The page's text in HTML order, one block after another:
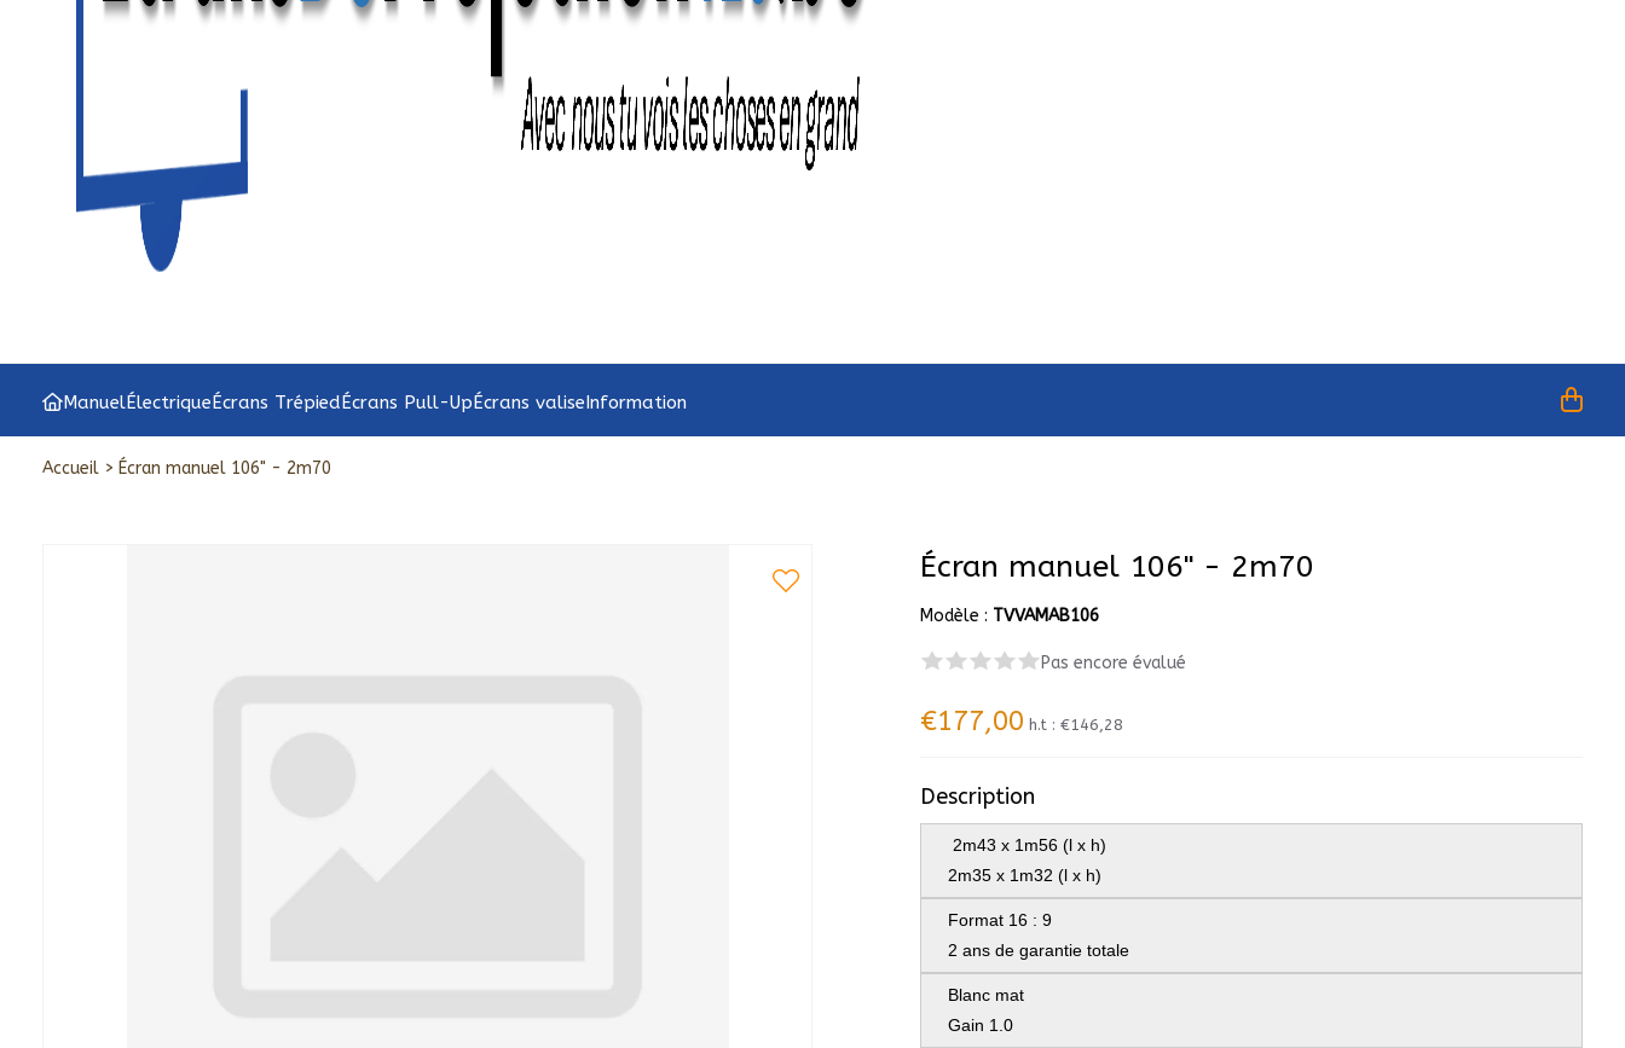
ManuelÉlectriqueÉcrans TrépiedÉcrans Pull-UpÉcrans valiseInformation
Accueil > Écran manuel 106" - 2m70
Écran manuel 106" - 2m70
Modèle : TVVAMAB106
Pas encore évalué
€177,00 h.t :€146,28
Description
2m43 x 1m56 (l x h)
2m35 x 1m32 (l x h)
Format 16 : 9
2 ans de garantie totale
Blanc mat
Gain 1.0